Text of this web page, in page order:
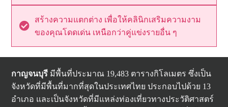
สร้างความแตกต่าง เพื่อให้คลินิกเสริมความงาม
ของคุณโดดเด่น เหนือกว่าคู่แข่งรายอื่น ๆ
กาญจนบุรี มีพื้นที่ประมาณ 19,483 ตารางกิโลเมตร ซึ่งเป็น
จังหวัดที่มีพื้นที่มากที่สุดในประเทศไทย ประกอบไปด้วย 13
อำเภอ และเป็นจังหวัดที่มีแหล่งท่องเที่ยวทางประวัติศาสตร์